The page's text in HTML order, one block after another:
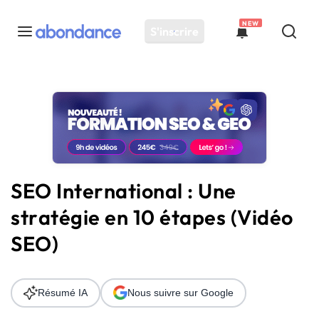
S'inscrire
NEW
Toutes les actus
Actus SEO
Plateforme
Solutions
Ressources
Audit SEO
SEO International : Une
stratégie en 10 étapes (Vidéo
SEO)
Résumé IA Nous suivre sur Google